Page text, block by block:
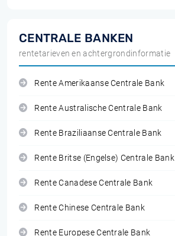
CENTRALE BANKEN
rentetarieven en achtergrondinformatie
Rente Amerikaanse Centrale Bank
Rente Australische Centrale Bank
Rente Braziliaanse Centrale Bank
Rente Britse (Engelse) Centrale Bank
Rente Canadese Centrale Bank
Rente Chinese Centrale Bank
Rente Europese Centrale Bank